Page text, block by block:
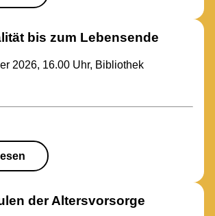
bis zum Lebensende
2026, 16.00 Uhr, Bibliothek
der Altersvorsorge